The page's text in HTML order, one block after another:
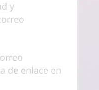
y
de enlace en